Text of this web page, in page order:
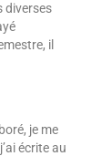
diverses
il
je me
écrite au